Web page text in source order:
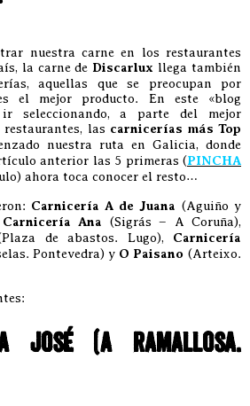
nuestra carne en los restaurantes
la carne de Discarlux llega también
aquellas que se preocupan por
el mejor producto. En este «blog
seleccionando, a parte del mejor
las carnicerías más Top
nuestra ruta en Galicia, donde
anterior las 5 primeras (PINCHA
ahora toca conocer el resto…
Carnicería A de Juana (Aguiño y
Carnicería Ana (Sigrás – A Coruña),
de abastos. Lugo), Carnicería
Pontevedra) y O Paisano (Arteixo.
JOSÉ (A RAMALLOSA.